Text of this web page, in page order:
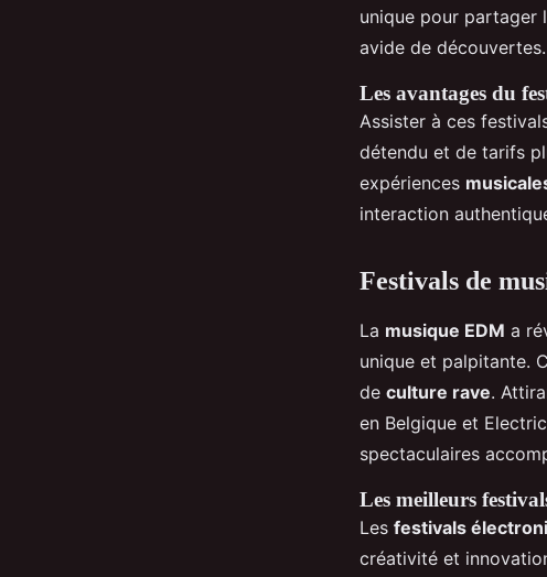
unique pour partager
avide de découvertes.
Les avantages du
Assister à ces
détendu et de tarifs
expériences
interaction
Festivals de
La musique EDM a
unique et palpitante.
de culture rave.
en Belgique et
spectaculaires
Les meilleurs
Les festivals
créativité et